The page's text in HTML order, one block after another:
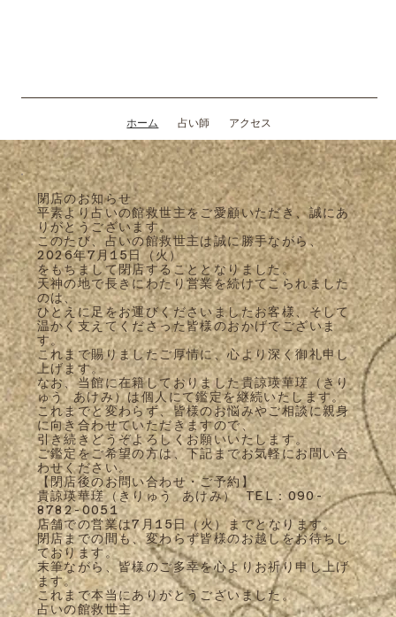
ホーム 占い師 アクセス
閉店のお知らせ
平素より占いの館救世主をご愛顧いただき、誠にあ
りがとうございます。
このたび、占いの館救世主は誠に勝手ながら、
2026年7月15日（火）
をもちまして閉店することとなりました。
天神の地で長きにわたり営業を続けてこられました
のは、
ひとえに足をお運びくださいましたお客様、そして
温かく支えてくださった皆様のおかげでございま
す。
これまで賜りましたご厚情に、心より深く御礼申し
上げます。
なお、当館に在籍しておりました貴諒瑛華瑳（きり
ゅう あけみ）は個人にて鑑定を継続いたします。
これまでと変わらず、皆様のお悩みやご相談に親身
に向き合わせていただきますので、
引き続きどうぞよろしくお願いいたします。
ご鑑定をご希望の方は、下記までお気軽にお問い合
わせください。
【閉店後のお問い合わせ・ご予約】
貴諒瑛華瑳（きりゅう あけみ） TEL：090-
8782-0051
店舗での営業は7月15日（火）までとなります。
閉店までの間も、変わらず皆様のお越しをお待ちし
ております。
末筆ながら、皆様のご多幸を心よりお祈り申し上げ
ます。
これまで本当にありがとうございました。
占いの館救世主